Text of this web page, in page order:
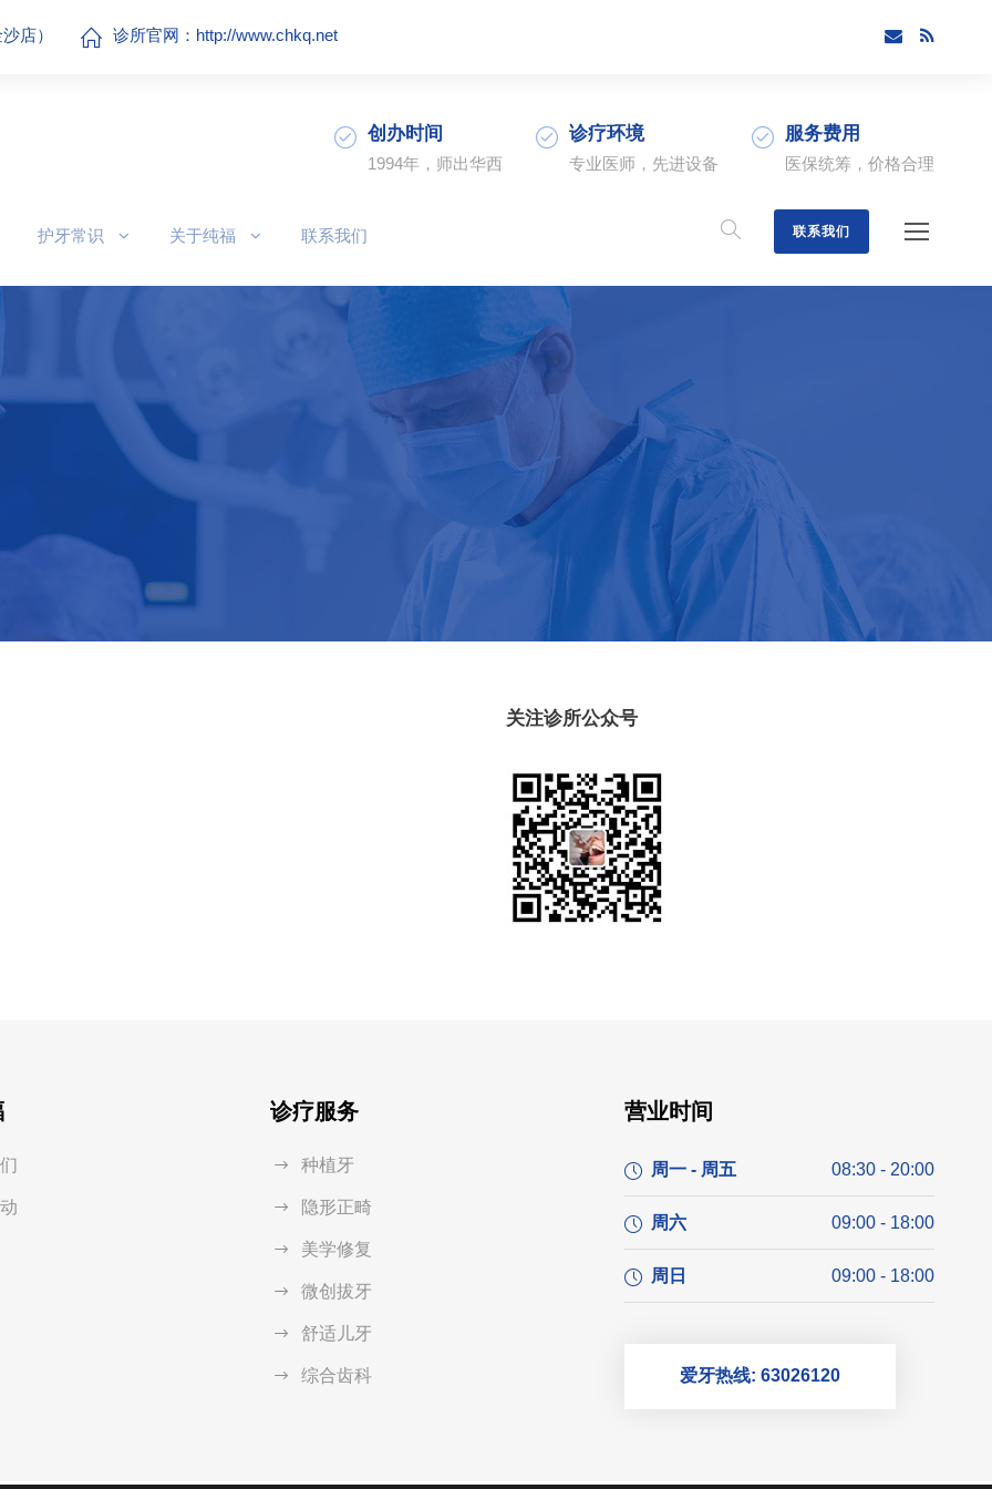
店） 诊所官网： http://www.chkq.net
创办时间
1994年，师出华西
诊疗环境
专业医师，先进设备
服务费用
医保统筹，价格合理
护牙常识 关于纯福 联系我们 联系我们
关注诊所公众号
诊疗服务
种植牙
隐形正畸
美学修复
微创拔牙
舒适儿牙
综合齿科
营业时间
周一 - 周五 08:30 - 20:00
周六 09:00 - 18:00
周日 09:00 - 18:00
爱牙热线: 63026120